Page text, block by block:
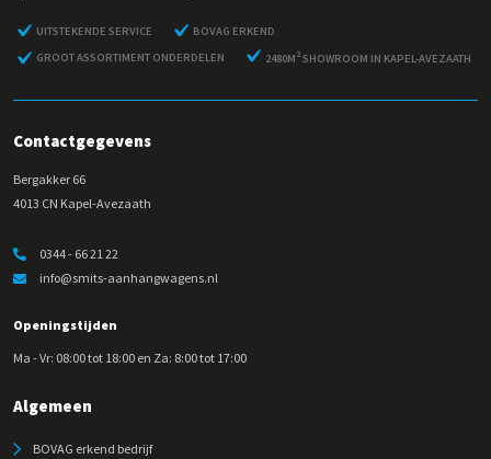
UITSTEKENDE SERVICE
BOVAG ERKEND
GROOT ASSORTIMENT ONDERDELEN
2480M 2SHOWROOM IN KAPEL-AVEZAATH
Contactgegevens
Bergakker 66
4013 CN Kapel-Avezaath
0344 - 66 21 22
info@smits-aanhangwagens.nl
Openingstijden
Ma - Vr: 08:00 tot 18:00 en Za: 8:00 tot 17:00
Algemeen
BOVAG erkend bedrijf